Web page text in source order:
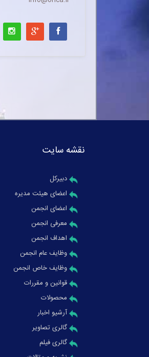
نقشه سایت
دبیرکل
اعضای هیئت مدیره
اعضای انجمن
معرفی انجمن
اهداف انجمن
وظایف عام انجمن
وظایف خاص انجمن
قوانین و مقررات
محصولات
آرشیو اخبار
گالری تصاویر
گالری فیلم